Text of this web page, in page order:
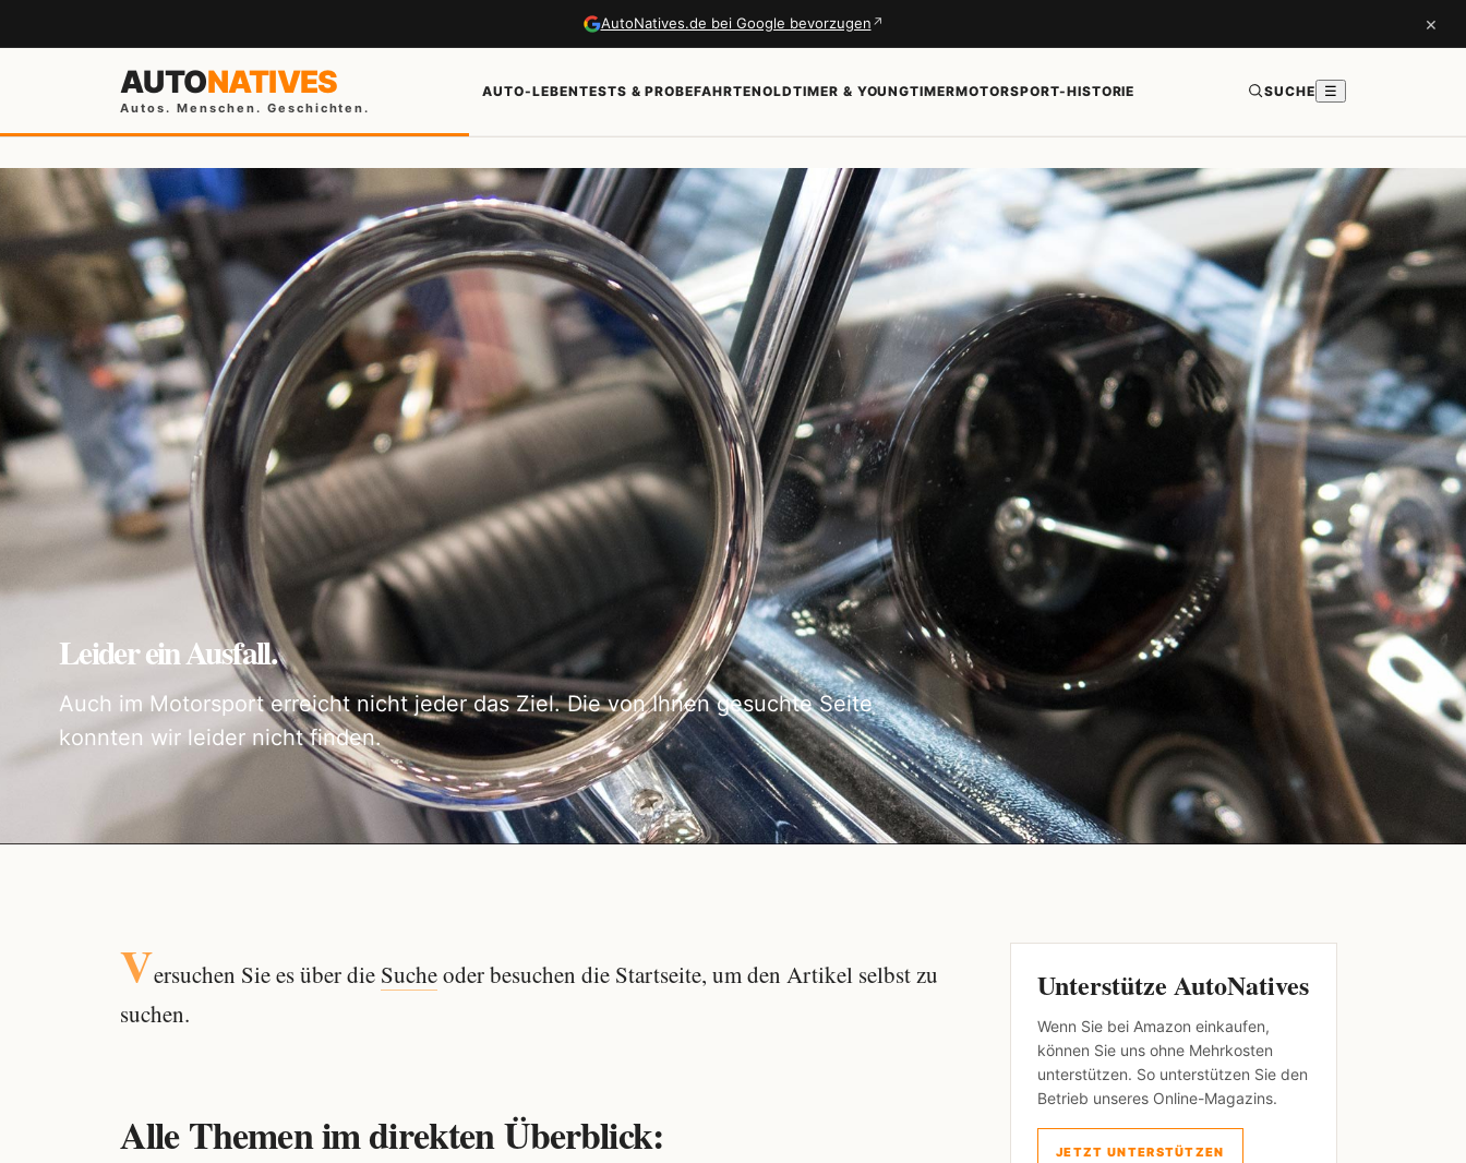
AutoNatives.de bei Google bevorzugen ↗ ×
AUTONATIVES
Autos. Menschen. Geschichten.
AUTO-LEBENTESTS & PROBEFAHRTENOLDTIMER & YOUNGTIMERMOTORSPORT-HISTORIE SUCHE ☰
Leider ein Ausfall.
Auch im Motorsport erreicht nicht jeder das Ziel. Die von Ihnen gesuchte Seite
konnten wir leider nicht finden.
Versuchen Sie es über die Sucheoder besuchen die Startseite, um den Artikel selbst zu
suchen.
Alle Themen im direkten Überblick:
Unterstütze AutoNatives
Wenn Sie bei Amazon einkaufen,
können Sie uns ohne Mehrkosten
unterstützen. So unterstützen Sie den
Betrieb unseres Online-Magazins.
JETZT UNTERSTÜTZEN